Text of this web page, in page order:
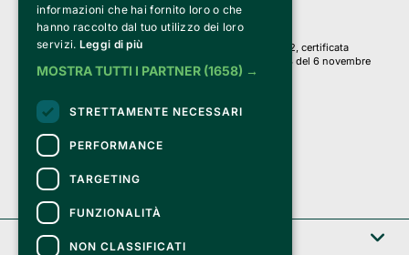
Credits:
Clappit è basato sulla piattaforma di biglietteria Belive 6.2, certificata
dall’Agenzia delle Entrate con protocollo n. 2025/445474 del 6 novembre
2025.
Su Clappit i tuoi acquisti ed i tuoi dati
sono sicuri e protetti da un certificato SSL
con crittografia a 128 bit.
Clappit
informazioni che hai fornito loro o che
hanno raccolto dal tuo utilizzo dei loro
servizi. Leggi di più
MOSTRA TUTTI I PARTNER (1658) →
STRETTAMENTE NECESSARI
PERFORMANCE
TARGETING
FUNZIONALITÀ
NON CLASSIFICATI